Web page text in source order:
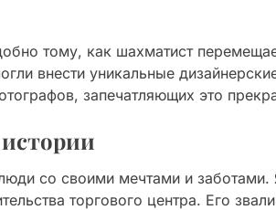
тому, как шахматист
внести уникальные
запечатляющих это
со своими мечтами и
торгового центра. Его